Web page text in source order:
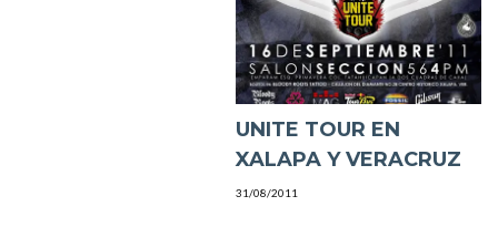
UNITE TOUR EN
XALAPA Y VERACRUZ
31/08/2011